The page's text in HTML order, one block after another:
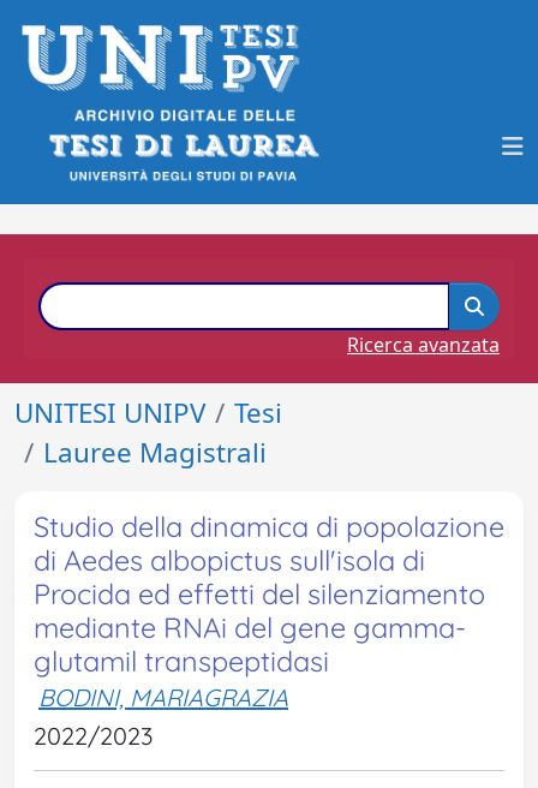
Ricerca avanzata
UNITESI UNIPV
Tesi
Lauree Magistrali
Studio della dinamica di popolazione
di Aedes albopictus sull'isola di
Procida ed effetti del silenziamento
mediante RNAi del gene gamma-
glutamil transpeptidasi
BODINI, MARIAGRAZIA
2022/2023